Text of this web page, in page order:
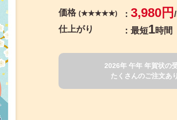
価格 (★★★★★) 3,980円
仕上がり
最短1時間
2026年 午年 年賀状の
たくさんのご注文あ